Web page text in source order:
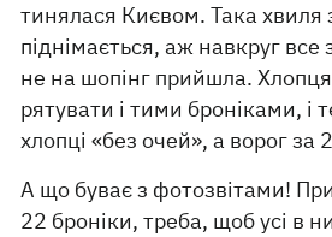
тинялася Києвом. Така хвиля
піднімається, аж навкруг все
не на шопінг прийшла.
рятувати і тими броніками, і
хлопці «без очей», а ворог за
А що буває з фотозвітами!
22 броніки, треба, щоб усі в